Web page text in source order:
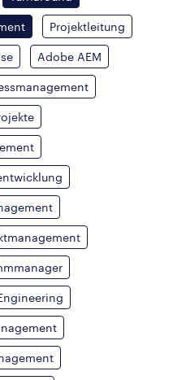
Projektleitung
Adobe AEM